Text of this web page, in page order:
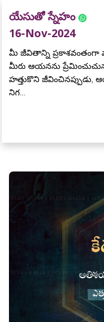
యేసుతో స్నేహం
16-Nov-2024
మీ జీవితాన్ని ప్రకాశవంతంగా
మీరు ఆయనను
హత్తుకొని జీవించినప్పుడు,
నిగ...